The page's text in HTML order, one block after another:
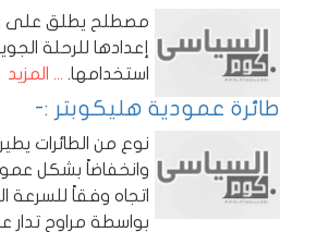
مصطلح يطلق على
إعدادها للرحلة
استخدامها. ... المزيد
طائرة عمودية هليكوبتر :-
نوع من الطائرات يطير
وانخفاضاً بشكل
اتجاه وفقاً للسرعة
بواسطة مراوح تدار